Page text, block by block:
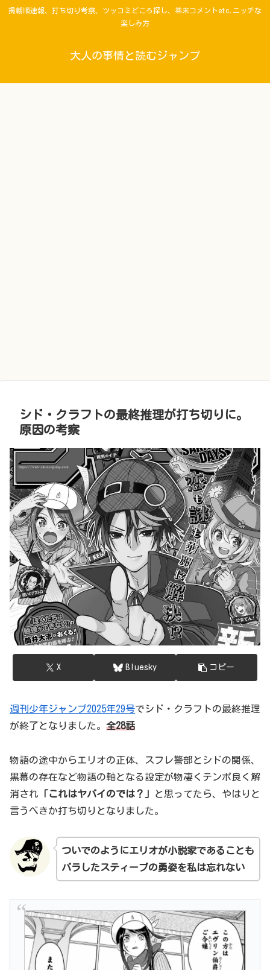
掲載順速報、打ち切り考察、ツッコミどころ探し、巻末コメントetc.ニッチな
楽しみ方
大人の事情と読むジャンプ
シド・クラフトの最終推理が打ち切りに。
原因の考察
X Bluesky コピー
週刊少年ジャンプ2025年29号でシド・クラフトの最終推理
が終了となりました。 全28話
物語の途中からエリオの正体、スフレ警部とシドの関係、
黒幕の存在など物語の軸となる設定が物凄くテンポ良く解
消され 「これはヤバイのでは？」
と思ってたら、やはりと
言うべきか打ち切りとなりました。
ついでのようにエリオが小説家であることも
バラしたスティーブの勇姿を私は忘れない